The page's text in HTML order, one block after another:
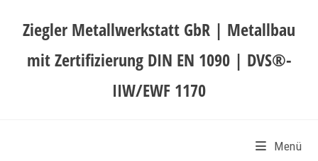
Ziegler Metallwerkstatt GbR | Metallbau
mit Zertifizierung DIN EN 1090 | DVS®-
IIW/EWF 1170
Menü